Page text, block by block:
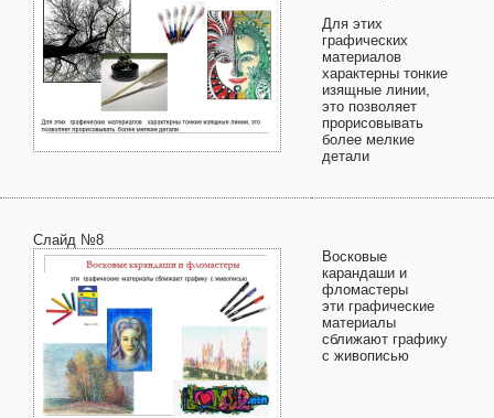
Для этих
графических
материалов
характерны тонкие
изящные линии,
это позволяет
прорисовывать
более мелкие
детали
Слайд №8
Восковые
карандаши и
фломастеры
эти графические
материалы
сближают графику
с живописью